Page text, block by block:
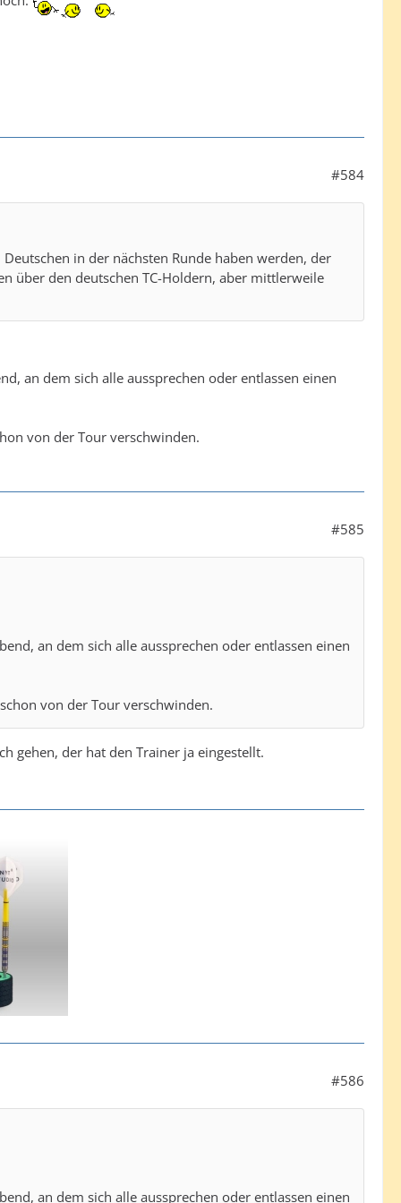
#584
in der nächsten Runde haben werden, der
über den deutschen TC-Holdern, aber mittlerweile
an dem sich alle aussprechen oder entlassen einen
von der Tour verschwinden.
#585
an dem sich alle aussprechen oder entlassen einen
von der Tour verschwinden.
gehen, der hat den Trainer ja eingestellt.
#586
an dem sich alle aussprechen oder entlassen einen